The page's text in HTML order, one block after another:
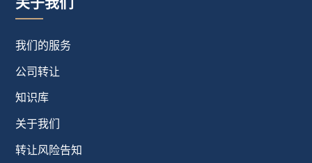
我们的服务
公司转让
知识库
关于我们
转让风险告知